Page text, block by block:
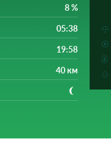
8 %
05:38
19:58
40 км